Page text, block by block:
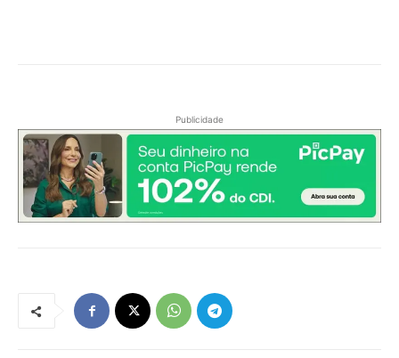
Publicidade